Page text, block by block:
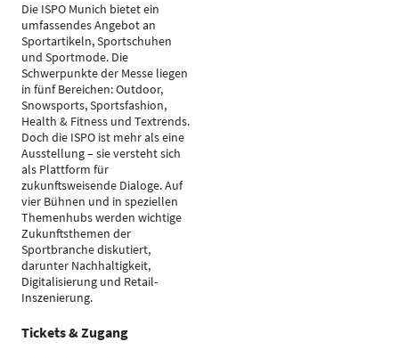
Die ISPO Munich bietet ein
umfassendes Angebot an
Sportartikeln, Sportschuhen
und Sportmode. Die
Schwerpunkte der Messe liegen
in fünf Bereichen: Outdoor,
Snowsports, Sportsfashion,
Health & Fitness und Textrends.
Doch die ISPO ist mehr als eine
Ausstellung – sie versteht sich
als Plattform für
zukunftsweisende Dialoge. Auf
vier Bühnen und in speziellen
Themenhubs werden wichtige
Zukunftsthemen der
Sportbranche diskutiert,
darunter Nachhaltigkeit,
Digitalisierung und Retail-
Inszenierung.
Tickets & Zugang